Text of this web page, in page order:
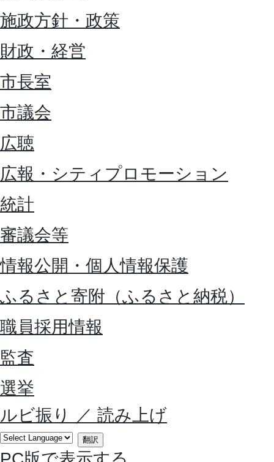
施政方針・政策
財政・経営
市長室
市議会
広聴
広報・シティプロモーション
統計
審議会等
情報公開・個人情報保護
ふるさと寄附（ふるさと納税）
職員採用情報
監査
選挙
ルビ振り
／ 読み上げ
翻訳